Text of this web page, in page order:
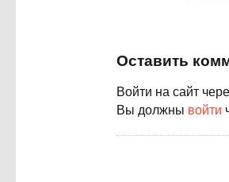
Оставить
Войти на сайт
Вы должны войти